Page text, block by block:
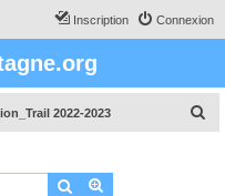
Connexion
Inscription
2022-2023
Rechercher